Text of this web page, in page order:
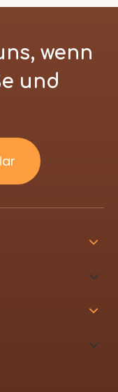
wenn
und